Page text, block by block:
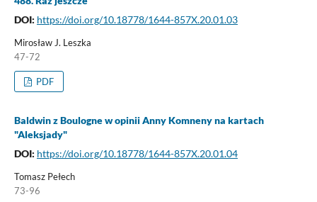
DOI: https://doi.org/10.18778/1644-857X.20.01.03
Mirosław J. Leszka
47-72
PDF
Baldwin z Boulogne w opinii Anny Komneny na kartach
"Aleksjady"
DOI: https://doi.org/10.18778/1644-857X.20.01.04
Tomasz Pełech
73-96